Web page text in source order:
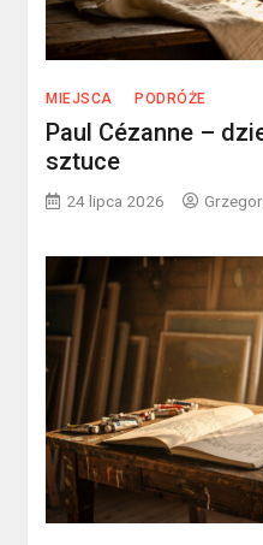
MIEJSCA PODRÓŻE
Paul Cézanne –
sztuce
24 lipca 2026